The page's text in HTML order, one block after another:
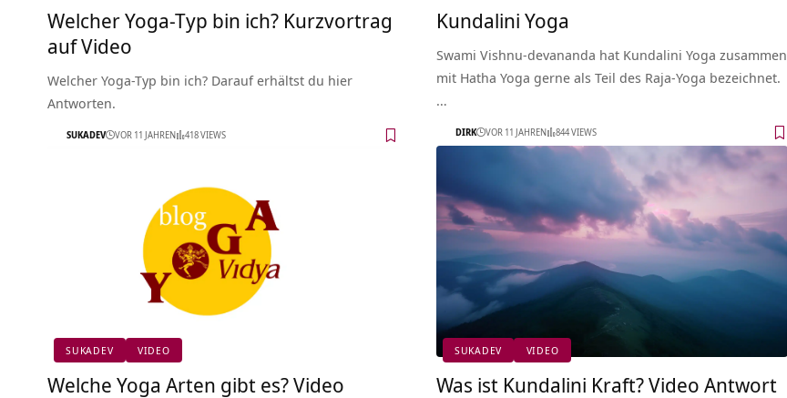
Welcher Yoga-Typ bin ich? Kurzvortrag
auf Video
Welcher Yoga-Typ bin ich? Darauf erhältst du hier
Antworten.
SUKADEV VOR 11 JAHREN 418 VIEWS
Kundalini Yoga
Swami Vishnu-devananda hat Kundalini Yoga zusammen
mit Hatha Yoga gerne als Teil des Raja-Yoga bezeichnet.
…
DIRK VOR 11 JAHREN 844 VIEWS
SUKADEV VIDEO
Welche Yoga Arten gibt es? Video
SUKADEV VIDEO
Was ist Kundalini Kraft? Video Antwort